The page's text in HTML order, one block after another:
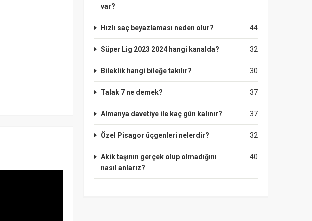
var?
44
Hızlı saç beyazlaması neden olur?
32
Süper Lig 2023 2024 hangi kanalda?
30
Bileklik hangi bileğe takılır?
37
Talak 7 ne demek?
37
Almanya davetiye ile kaç gün kalınır?
32
Özel Pisagor üçgenleri nelerdir?
40
Akik taşının gerçek olup olmadığını
nasıl anlarız?